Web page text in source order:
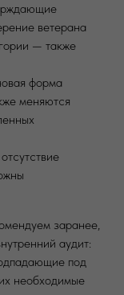
ветерана
— также
форма
меняются
заранее,
аудит:
под
необходимые